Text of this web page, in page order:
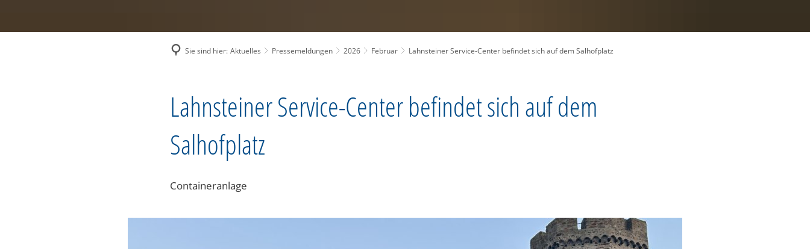
Sie sind hier: Aktuelles Pressemeldungen 2026 Februar Lahnsteiner Service-Center befindet sich auf dem Salhofplatz
Lahnsteiner Service-Center befindet sich auf dem
Salhofplatz
Containeranlage